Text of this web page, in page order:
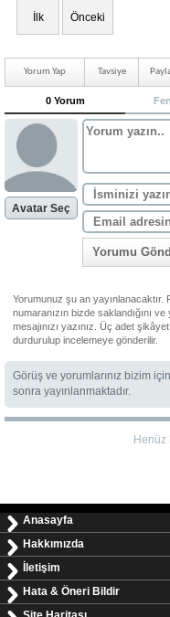
İlk Önceki
Yorum Yap Tavsiye
0 Yorum
Avatar Seç
Yorumu
Yorumunuz şu an
numaranızın bizde saklandığını
mesajınızı yazınız. Üç adet
durdurulup incelemeye gönderilir.
Görüş ve yorumlarınız bizim
sonra yayınlanmaktadır.
Henüz
Anasayfa
Hakkımızda
İletişim
Hata & Öneri Bildir